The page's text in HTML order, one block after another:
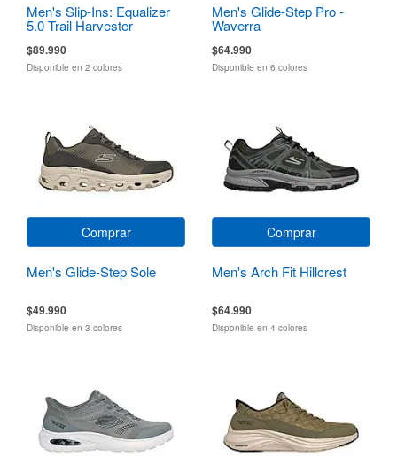
Men's Slip-Ins: Equalizer
5.0 Trail Harvester
$89.990
Disponible en 2 colores
Men's Glide-Step Pro -
Waverra
$64.990
Disponible en 6 colores
Comprar
Men's Glide-Step Sole
$49.990
Disponible en 3 colores
Comprar
Men's Arch Fit Hillcrest
$64.990
Disponible en 4 colores